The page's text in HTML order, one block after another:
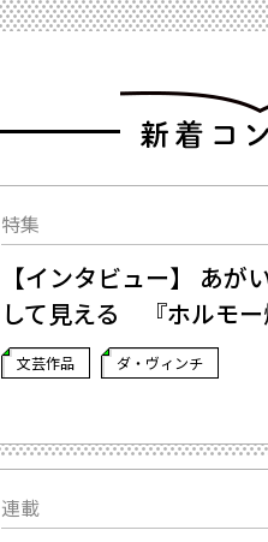
特集
【インタビュー】 あが
して見える 『ホルモ
文芸作品 ダ・ヴィンチ
連載